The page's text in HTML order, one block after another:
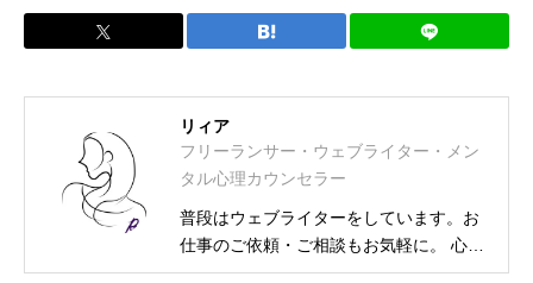
リィア
フリーランサー・ウェブライター・メン
タル心理カウンセラー
普段はウェブライターをしています。お
仕事のご依頼・ご相談もお気軽に。 心理
カウンセラー資格取得に伴い、相談募集